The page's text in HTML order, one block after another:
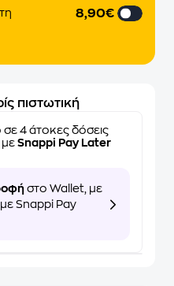
8,90€
πιστωτική
4 άτοκες δόσεις
με Snappi Pay Later
στο Wallet, με
Snappi Pay